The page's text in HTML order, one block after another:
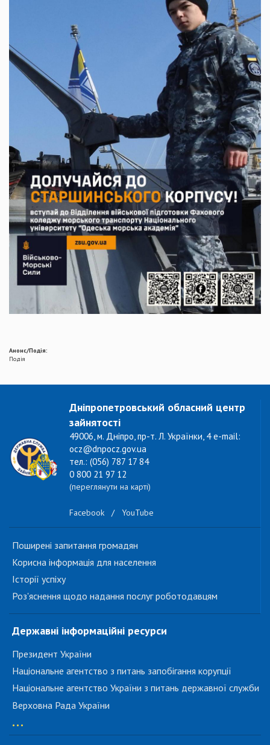
Анонс/Подія:
Подія
Дніпропетровський обласний центр
зайнятості
49006, м. Дніпро, пр-т. Л. Українки, 4 e-mail:
ocz@dnpocz.gov.ua
тел.: (056) 787 17 84
0 800 21 97 12
(переглянути на карті)
Facebook / YouTube
Поширені запитання громадян
Корисна інформація для населення
Історії успіху
Роз'яснення щодо надання послуг роботодавцям
Державні інформаційні ресурси
Президент України
Національне агентство з питань запобігання корупції
Національне агентство України з питань державної служби
Верховна Рада України
...